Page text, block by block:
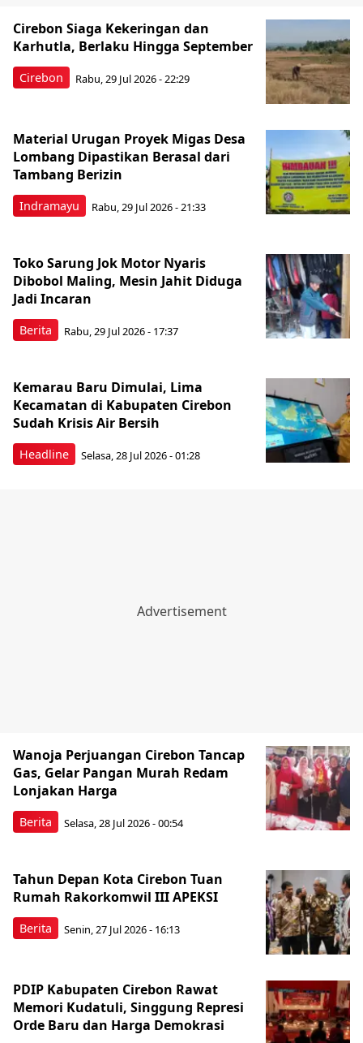
Cirebon
Cirebon Siaga Kekeringan dan
Karhutla, Berlaku Hingga September
Rabu, 29 Jul 2026 - 22:29
Indramayu
Material Urugan Proyek Migas Desa
Lombang Dipastikan Berasal dari
Tambang Berizin
Rabu, 29 Jul 2026 - 21:33
Berita
Toko Sarung Jok Motor Nyaris
Dibobol Maling, Mesin Jahit Diduga
Jadi Incaran
Rabu, 29 Jul 2026 - 17:37
Headline
Kemarau Baru Dimulai, Lima
Kecamatan di Kabupaten Cirebon
Sudah Krisis Air Bersih
Selasa, 28 Jul 2026 - 01:28
Berita
Wanoja Perjuangan Cirebon Tancap
Gas, Gelar Pangan Murah Redam
Lonjakan Harga
Selasa, 28 Jul 2026 - 00:54
Berita
Tahun Depan Kota Cirebon Tuan
Rumah Rakorkomwil III APEKSI
Senin, 27 Jul 2026 - 16:13
PDIP Kabupaten Cirebon Rawat
Memori Kudatuli, Singgung Represi
Orde Baru dan Harga Demokrasi